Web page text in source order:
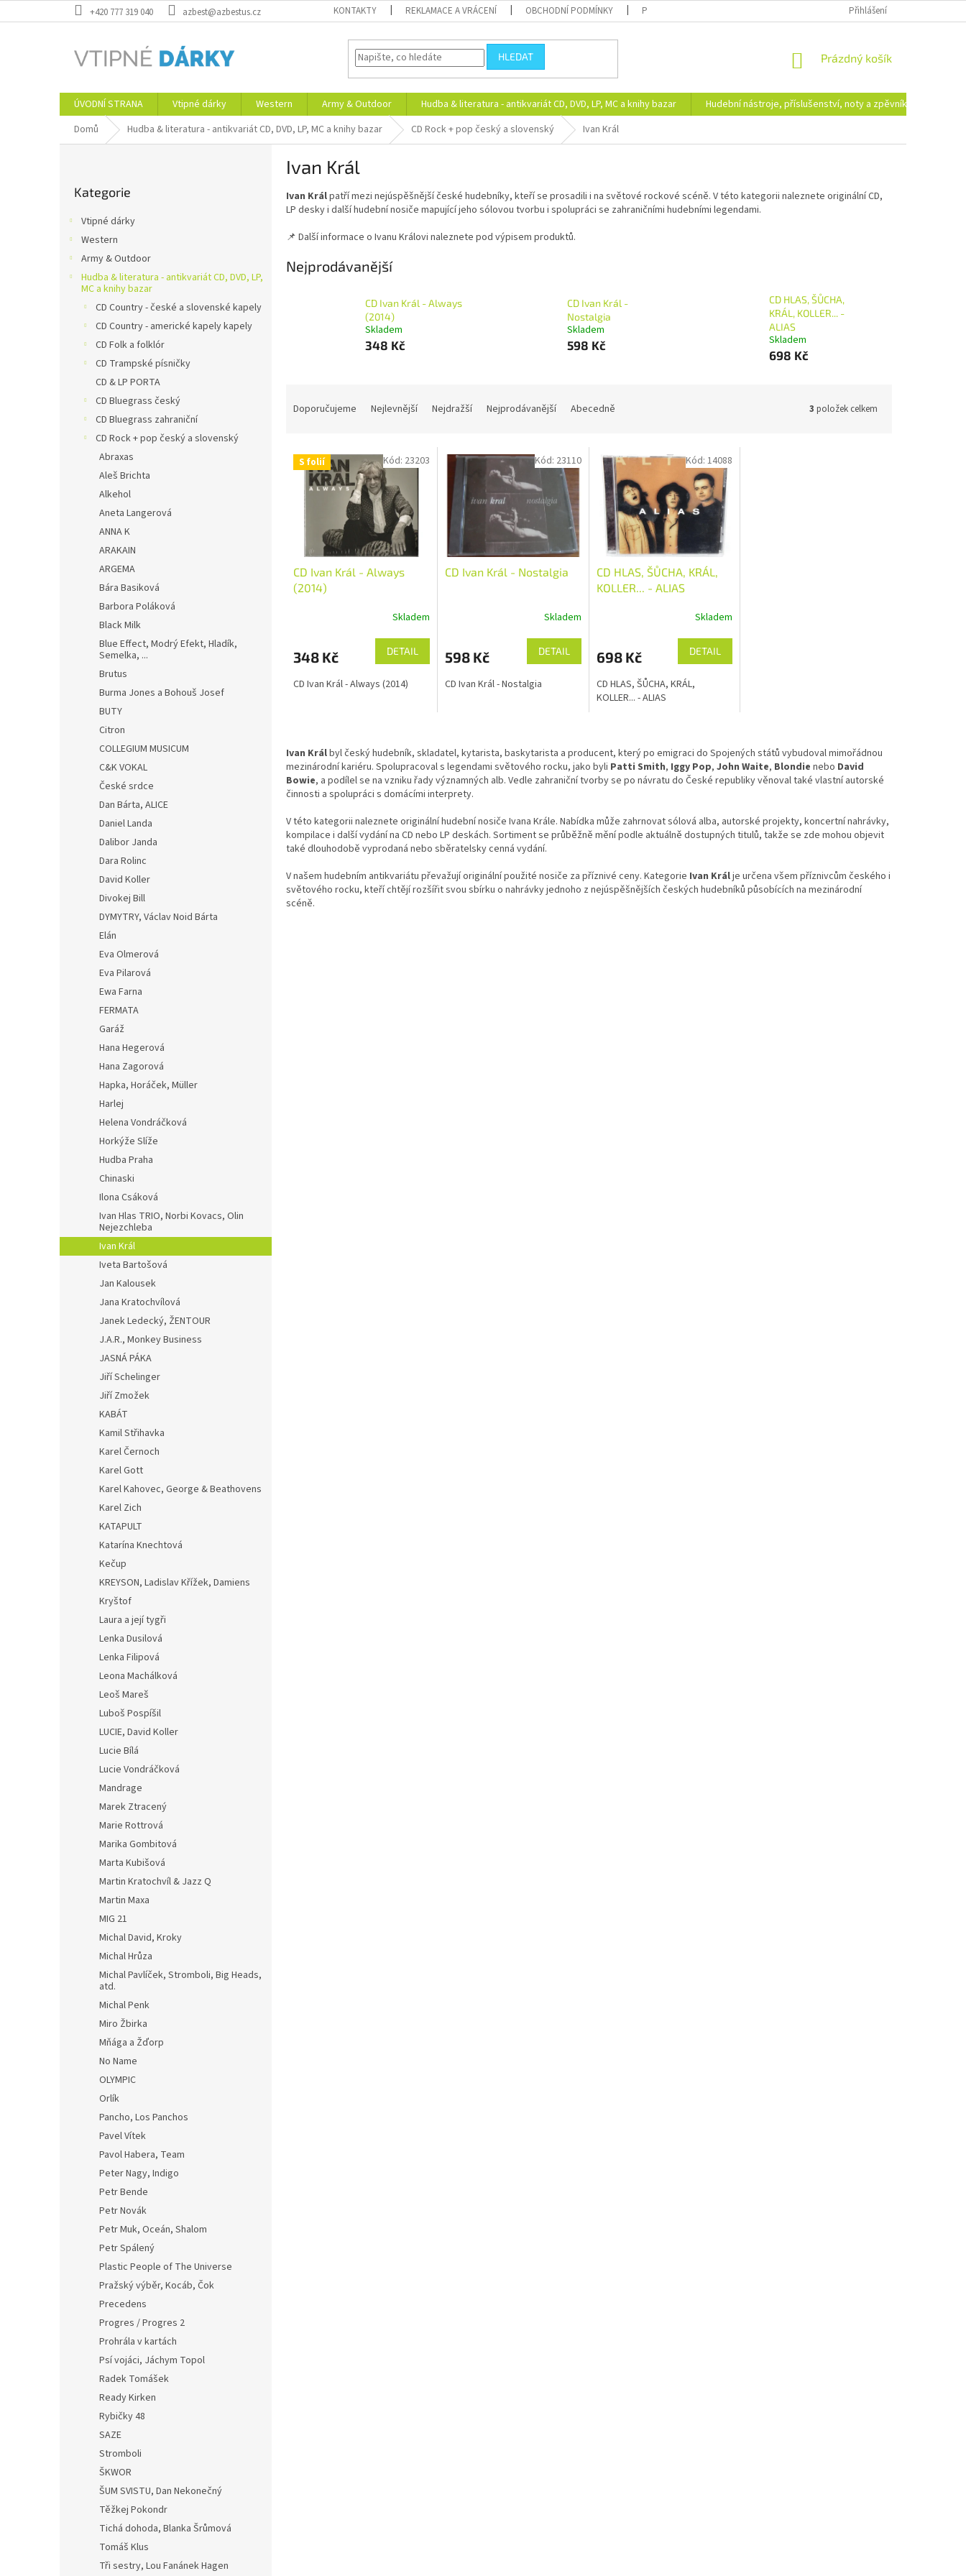
na
+420 777 319 040 azbest@azbestus.cz KONTAKTY REKLAMACE A VRÁCENÍ OBCHODNÍ PODMÍNKY PODMÍNKY OCHRANY OSOBNÍCH ÚDAJŮ DOPRAVA A PLATBA
Přihlášení
HLEDAT
NÁKUPNÍ
Prázdný košík
ÚVODNÍ STRANA Vtipné dárky Western Army & Outdoor Hudba & literatura - antikvariát CD, DVD, LP, MC a knihy bazar Hudební nástroje, příslušenství, noty a zpěvníky
Domů
Hudba & literatura - antikvariát CD, DVD, LP, MC a knihy bazar CD Rock + pop český a slovenský Ivan Král
kategorie
Kategorie
Vtipné dárky
Western
Army & Outdoor
Hudba & literatura - antikvariát CD, DVD, LP,
MC a knihy bazar
CD Country - české a slovenské kapely
CD Country - americké kapely kapely
CD Folk a folklór
CD Trampské písničky
CD & LP PORTA
CD Bluegrass český
CD Bluegrass zahraniční
CD Rock + pop český a slovenský
Abraxas
Aleš Brichta
Alkehol
Aneta Langerová
ANNA K
ARAKAIN
ARGEMA
Bára Basiková
Barbora Poláková
Black Milk
Blue Effect, Modrý Efekt, Hladík,
Semelka, ...
Brutus
Burma Jones a Bohouš Josef
BUTY
Citron
COLLEGIUM MUSICUM
C&K VOKAL
České srdce
Dan Bárta, ALICE
Daniel Landa
Dalibor Janda
Dara Rolinc
David Koller
Divokej Bill
DYMYTRY, Václav Noid Bárta
Elán
Eva Olmerová
Eva Pilarová
Ewa Farna
FERMATA
Garáž
Hana Hegerová
Hana Zagorová
Hapka, Horáček, Müller
Harlej
Helena Vondráčková
Horkýže Slíže
Hudba Praha
Chinaski
Ilona Csáková
Ivan Hlas TRIO, Norbi Kovacs, Olin
Nejezchleba
Ivan Král
Iveta Bartošová
Jan Kalousek
Jana Kratochvílová
Janek Ledecký, ŽENTOUR
J.A.R., Monkey Business
JASNÁ PÁKA
Jiří Schelinger
Jiří Zmožek
KABÁT
Kamil Střihavka
Karel Černoch
Karel Gott
Karel Kahovec, George & Beathovens
Karel Zich
KATAPULT
Katarína Knechtová
Kečup
KREYSON, Ladislav Křížek, Damiens
Kryštof
Laura a její tygři
Lenka Dusilová
Lenka Filipová
Leona Machálková
Leoš Mareš
Luboš Pospíšil
LUCIE, David Koller
Lucie Bílá
Lucie Vondráčková
Mandrage
Marek Ztracený
Marie Rottrová
Marika Gombitová
Marta Kubišová
Martin Kratochvíl & Jazz Q
Martin Maxa
MIG 21
Michal David, Kroky
Michal Hrůza
Michal Pavlíček, Stromboli, Big Heads,
atd.
Michal Penk
Miro Žbirka
Mňága a Žďorp
No Name
OLYMPIC
Orlík
Pancho, Los Panchos
Pavel Vítek
Pavol Habera, Team
Peter Nagy, Indigo
Petr Bende
Petr Novák
Petr Muk, Oceán, Shalom
Petr Spálený
Plastic People of The Universe
Pražský výběr, Kocáb, Čok
Precedens
Progres / Progres 2
Prohrála v kartách
Psí vojáci, Jáchym Topol
Radek Tomášek
Ready Kirken
Rybičky 48
SAZE
Stromboli
ŠKWOR
ŠUM SVISTU, Dan Nekonečný
Těžkej Pokondr
Tichá dohoda, Blanka Šrůmová
Tomáš Klus
Tři sestry, Lou Fanánek Hagen
Ivan Král
Ivan Králpatří mezi nejúspěšnější české hudebníky, kteří se prosadili i na světové rockové scéně. V této kategorii naleznete originální CD,
LP desky i další hudební nosiče mapující jeho sólovou tvorbu i spolupráci se zahraničními hudebními legendami.
📌 Další informace o Ivanu Královi naleznete pod výpisem produktů.
Nejprodávanější
CD Ivan Král - Always
(2014)
Skladem
348 Kč
CD Ivan Král -
Nostalgia
Skladem
598 Kč
CD HLAS, ŠŮCHA,
KRÁL, KOLLER... -
ALIAS
Skladem
698 Kč
n
Doporučujeme Nejlevnější Nejdražší Nejprodávanější Abecedně 3 položek celkem
V S folií
CD Ivan Král - Always
(2014)
Skladem
348 Kč DETAIL
CD Ivan Král - Always (2014)
Kód: 23203
CD Ivan Král - Nostalgia
Skladem
598 Kč DETAIL
CD Ivan Král - Nostalgia
Kód: 23110
CD HLAS, ŠŮCHA, KRÁL,
KOLLER... - ALIAS
Skladem
698 Kč DETAIL
CD HLAS, ŠŮCHA, KRÁL,
KOLLER... - ALIAS
Kód:14088
l
á
d
í
p
v
k
y
Ivan Králbyl český hudebník, skladatel, kytarista, baskytarista a producent, který po emigraci do Spojených států vybudoval mimořádnou
mezinárodní kariéru. Spolupracoval s legendami světového rocku, jako byli Patti Smith, Iggy Pop, John Waite, Blondie nebo David
Bowie, a podílel se na vzniku řady významných alb. Vedle zahraniční tvorby se po návratu do České republiky věnoval také vlastní autorské
činnosti a spolupráci s domácími interprety.
V této kategorii naleznete originální hudební nosiče Ivana Krále. Nabídka může zahrnovat sólová alba, autorské projekty, koncertní nahrávky,
kompilace i další vydání na CD nebo LP deskách. Sortiment se průběžně mění podle aktuálně dostupných titulů, takže se zde mohou objevit
také dlouhodobě vyprodaná nebo sběratelsky cenná vydání.
V našem hudebním antikvariátu převažují originální použité nosiče za příznivé ceny. Kategorie Ivan Králje určena všem příznivcům českého i
světového rocku, kteří chtějí rozšířit svou sbírku o nahrávky jednoho z nejúspěšnějších českých hudebníků působících na mezinárodní
scéně.